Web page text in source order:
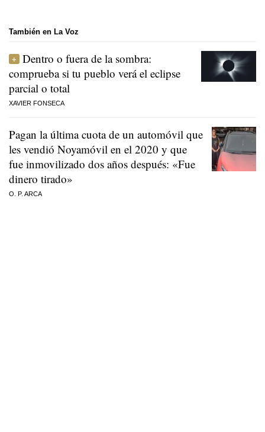
También en La Voz
Dentro o fuera de la sombra:
comprueba si tu pueblo verá el eclipse
parcial o total
XAVIER FONSECA
Pagan la última cuota de un automóvil que
les vendió Noyamóvil en el 2020 y que
fue inmovilizado dos años después: «Fue
dinero tirado»
O. P. ARCA